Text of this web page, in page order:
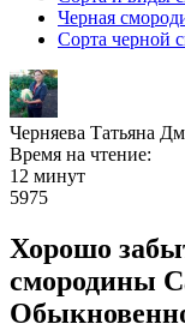
Черная
Сорта черной
Черняева Татьяна
Время на чтение:
12 минут
5975
Хорошо
смородины